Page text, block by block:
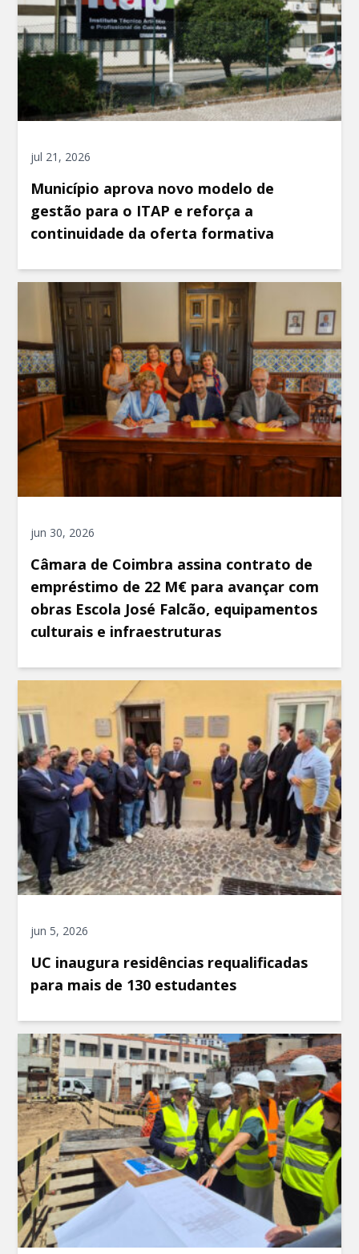
jul 21, 2026
Município aprova novo modelo de
gestão para o ITAP e reforça a
continuidade da oferta formativa
jun 30, 2026
Câmara de Coimbra assina contrato de
empréstimo de 22 M€ para avançar com
obras Escola José Falcão, equipamentos
culturais e infraestruturas
jun 5, 2026
UC inaugura residências requalificadas
para mais de 130 estudantes